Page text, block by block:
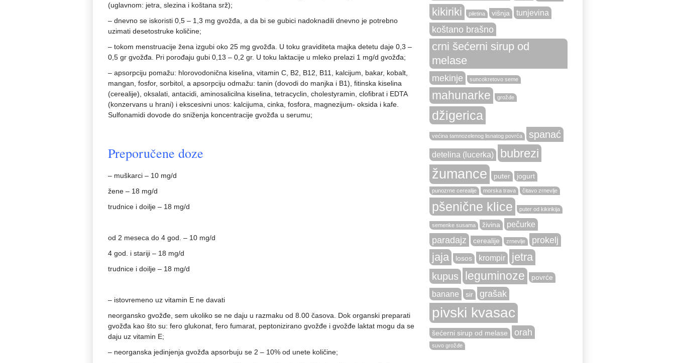
(uglavnom: jetra, slezina i koštana srž);
– dnevno se iskoristi 0,5 – 1,3 mg gvožđa, a da bi se gubici nadoknadili dnevno je potrebno
uzimati desetostruke količine;
– tokom menstruacije žena izgubi oko 25 mg gvožđa. U toku graviditeta majka detetu daje 0,3 –
0,5 gr gvožđa. Pri porođaju gubi 0,13 – 0,2 gr. U toku laktacije u mleko prelazi 1 mg/d gvožđa;
– apsorpciju pomažu: hlorovodonična kiselina, vitamin C, B2, B12, B11, kalcijum, bakar, kobalt,
mangan, fosfor, sorbitol, a apsorpciju odmažu: tanin (dovodi do manjka i B1), fitinska kiselina
(cerealije), oksalati, antacidi, aminosalicilna kiselina, tetracyclin, cholestyramin, clofibrat i EDTA
(konzervans u hrani) i ekscesivni unos: kalcijuma, cinka, fosfora, magnezijum- oksida i kafe.
Sulfonamidi dovode do sniženja koncentracije gvožđa u serumu;
Preporučene doze
– muškarci – 10 mg/d
žene – 18 mg/d
trudnice i doilje – 18 mg/d
od 2 meseca do 4 god. – 10 mg/d
4 god. i stariji – 18 mg/d
trudnice i doilje – 18 mg/d
– istovremeno uz vitamin E ne davati
neorgansko gvožđe, sem ukoliko se ne daju u razmaku od 8.00 časova. Dok organski preparati
gvožđa kao što su: fero glukonat, fero fumarat, peptonizirano gvožđe i gvožđe laktat mogu da se
daju uz vitamin E;
– neorganska jedinjenja gvožđa apsorbuju se 2 – 10% od unete količine;
kikiriki
piletina višnja tunjevina
koštano brašno
crni šećerni sirup od
melase
mekinje suncokretovo seme
mahunarke grožđe
džigerica
većina tamnozelenog lisnatog povrća spanać
detelina (lucerka) bubrezi
žumance puter jogurt
punozrne cerealije morska trava čitavo zrnevlje
pšenične klice puter od kikirikija
semenke susama živina pečurke
paradajz cerealije zrnevlje prokelj
jaja losos krompir jetra
kupus leguminoze povrće
banane sir grašak
pivski kvasac
šećerni sirup od melase orah
suvo grožđe